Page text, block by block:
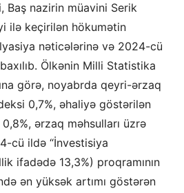
Baş nazirin müavini Serik
ilə keçirilən hökumətin
nəticələrinə və 2024-cü
Ölkənin Milli Statistika
görə, noyabrda qeyri-ərzaq
0,7%, əhaliyə göstərilən
ərzaq məhsulları üzrə
cü ildə “İnvestisiya
ifadədə 13,3%) proqramının
ən yüksək artımı göstərən